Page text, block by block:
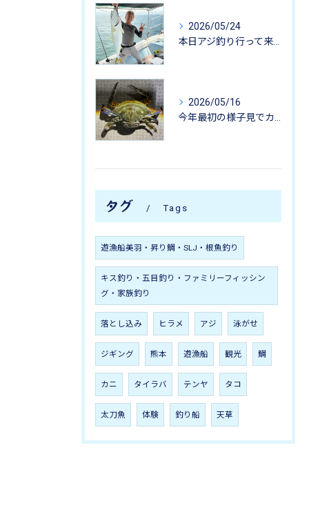
2026/05/24
2026/05/16
タグ Tags
遊漁船美羽・昇り鯛・SLJ・根魚釣り
キス釣り・五目釣り・ファミリーフィッシン
グ・家族釣り
落とし込み ヒラメ アジ 泳がせ
ジギング 熊本 遊漁船 観光 鯛
カニ タイラバ テンヤ タコ
太刀魚 体験 釣り船 天草